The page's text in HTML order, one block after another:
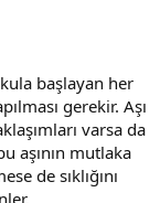
başlayan her
gerekir. Aşı
varsa da
aşının mutlaka
de sıklığını